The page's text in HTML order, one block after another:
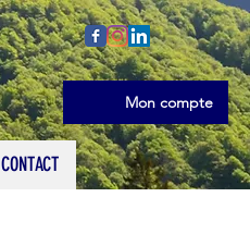
CONTACT
Mon compte
Se connecter